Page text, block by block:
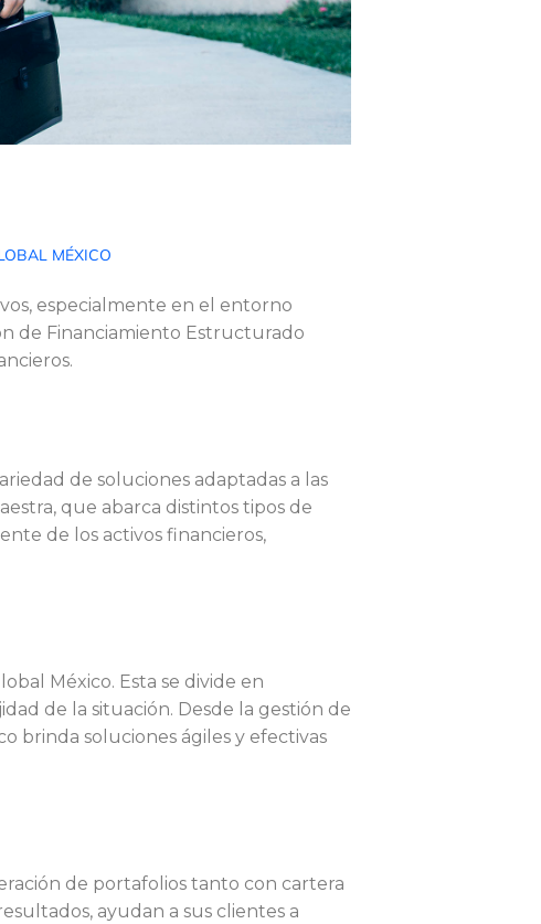
MÉXICO
especialmente en el entorno
de Financiamiento Estructurado
de soluciones adaptadas a las
que abarca distintos tipos de
de los activos financieros,
México. Esta se divide en
de la situación. Desde la gestión de
brinda soluciones ágiles y efectivas
de portafolios tanto con cartera
ayudan a sus clientes a